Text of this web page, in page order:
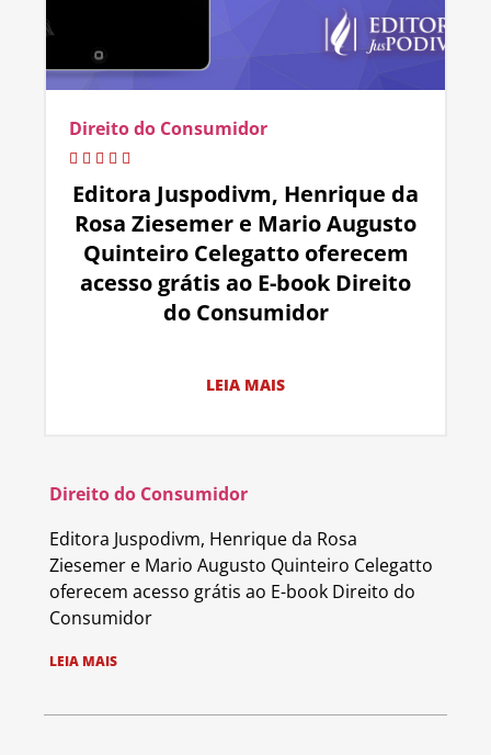
Direito do Consumidor
Editora Juspodivm, Henrique da
Rosa Ziesemer e Mario Augusto
Quinteiro Celegatto oferecem
acesso grátis ao E-book Direito
do Consumidor
LEIA MAIS
Direito do Consumidor
Editora Juspodivm, Henrique da Rosa
Ziesemer e Mario Augusto Quinteiro Celegatto
oferecem acesso grátis ao E-book Direito do
Consumidor
LEIA MAIS